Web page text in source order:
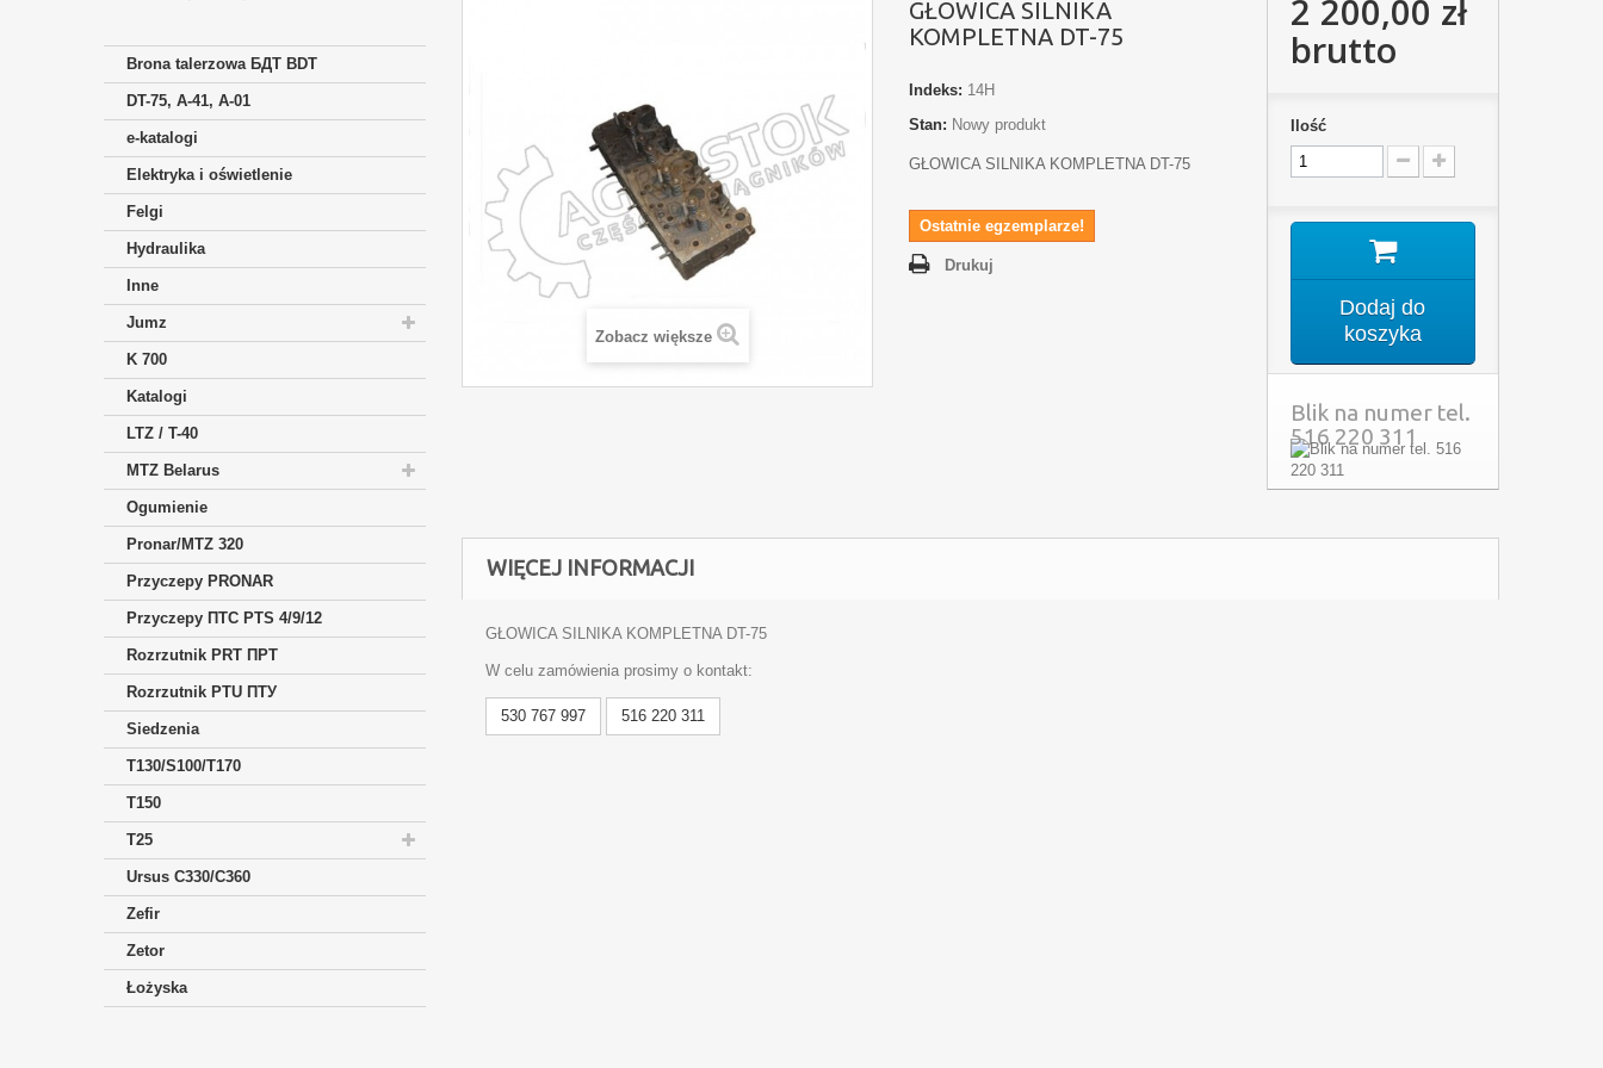
Brona talerzowa БДТ BDT
DT-75, A-41, A-01
e-katalogi
Elektryka i oświetlenie
Felgi
Hydraulika
Inne
Jumz
K 700
Katalogi
LTZ / T-40
MTZ Belarus
Ogumienie
Pronar/MTZ 320
Przyczepy PRONAR
Przyczepy ПTC PTS 4/9/12
Rozrzutnik PRT ПРТ
Rozrzutnik PTU ПТУ
Siedzenia
T130/S100/T170
T150
T25
Ursus C330/C360
Zefir
Zetor
Łożyska
Zobacz większe
GŁOWICA SILNIKA
KOMPLETNA DT-75
Indeks: 14H
Stan: Nowy produkt
GŁOWICA SILNIKA KOMPLETNA DT-75
Ostatnie egzemplarze!
Drukuj
2 200,00 zł
brutto
Ilość
Dodaj do
koszyka
Blik na numer tel.
516 220 311
WIĘCEJ INFORMACJI
GŁOWICA SILNIKA KOMPLETNA DT-75
W celu zamówienia prosimy o kontakt:
530 767 997 516 220 311